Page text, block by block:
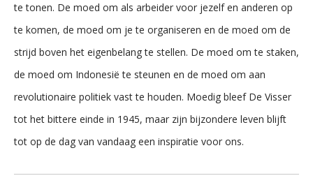
te tonen. De moed om als arbeider voor jezelf en anderen op
te komen, de moed om je te organiseren en de moed om de
strijd boven het eigenbelang te stellen. De moed om te staken,
de moed om Indonesië te steunen en de moed om aan
revolutionaire politiek vast te houden. Moedig bleef De Visser
tot het bittere einde in 1945, maar zijn bijzondere leven blijft
tot op de dag van vandaag een inspiratie voor ons.